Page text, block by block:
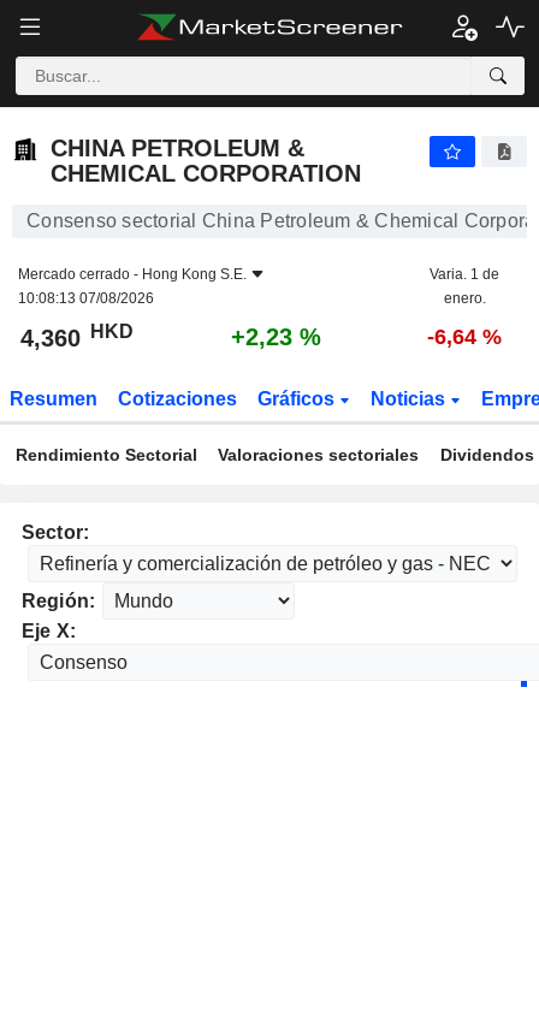
+2,23 %
CHINA PETROLEUM &
CHEMICAL CORPORATION
Consenso sectorial China Petroleum & Chemical
Mercado cerrado - Hong Kong S.E.
10:08:13 07/08/2026
Varia. 1 de
enero.
4,360 HKD +2,23 % -6,64 %
Resumen Cotizaciones Gráficos Noticias
Rendimiento Sectorial Valoraciones sectoriales
Sector:
Región:
Eje X: